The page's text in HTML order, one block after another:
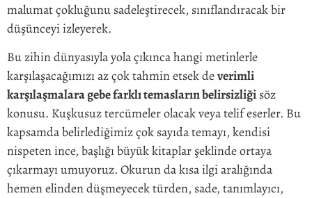
malumat çokluğunu sadeleştirecek, sınıflandıracak bir
düşünceyi izleyerek.
Bu zihin dünyasıyla yola çıkınca hangi metinlerle
karşılaşacağımızı az çok tahmin etsek deverimli
karşılaşmalara gebe farklı temasların belirsizliği söz
konusu. Kuşkusuz tercümeler olacak veya telif eserler. Bu
kapsamda belirlediğimiz çok sayıda temayı, kendisi
nispeten ince, başlığı büyük kitaplar şeklinde ortaya
çıkarmayı umuyoruz. Okurun da kısa ilgi aralığında
hemen elinden düşmeyecek türden, sade, tanımlayıcı,